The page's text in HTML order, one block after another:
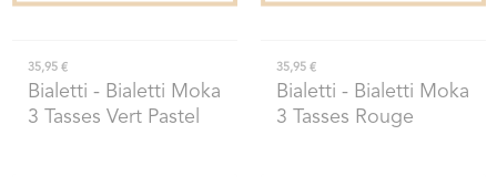
35,95 €
Bialetti - Bialetti Moka
3 Tasses Vert Pastel
35,95 €
Bialetti - Bialetti Moka
3 Tasses Rouge